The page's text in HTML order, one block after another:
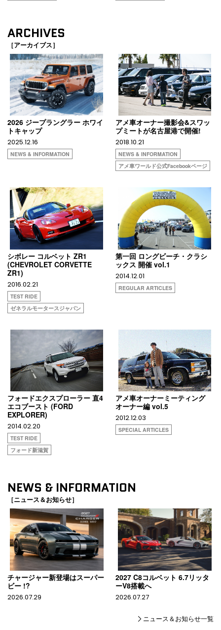
ARCHIVES
［アーカイブス］
2026 ジープラングラー ホワイ
トキャップ
2025.12.16
NEWS & INFORMATION
アメ車オーナー撮影会&スワッ
プミートが名古屋港で開催!
2018.10.21
NEWS & INFORMATION
アメ車ワールド公式Facebookページ
シボレー コルベット ZR1
(CHEVROLET CORVETTE
ZR1)
2016.02.21
TEST RIDE
ゼネラルモータースジャパン
第一回 ロングビーチ・クラシ
ックス 開催 vol.1
2014.12.01
REGULAR ARTICLES
フォードエクスプローラー 直4
エコブースト (FORD
EXPLORER)
2014.02.20
TEST RIDE
フォード新滋賀
アメ車オーナーミーティング
オーナー編 vol.5
2012.12.03
SPECIAL ARTICLES
NEWS & INFORMATION
［ニュース＆お知らせ］
チャージャー新登場はスーパー
ビー !?
2026.07.29
2027 C8コルベット 6.7リッタ
ーV8搭載へ
2026.07.27
ニュース＆お知らせ一覧